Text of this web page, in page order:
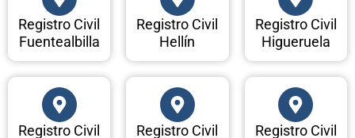
Registro Civil
Fuentealbilla
Registro Civil
Hellín
Registro Civil
Higueruela
Registro Civil
Registro Civil
Registro Civil